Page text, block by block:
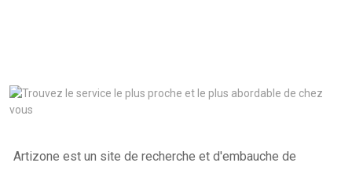
Artizone est un site de recherche et d'embauche de